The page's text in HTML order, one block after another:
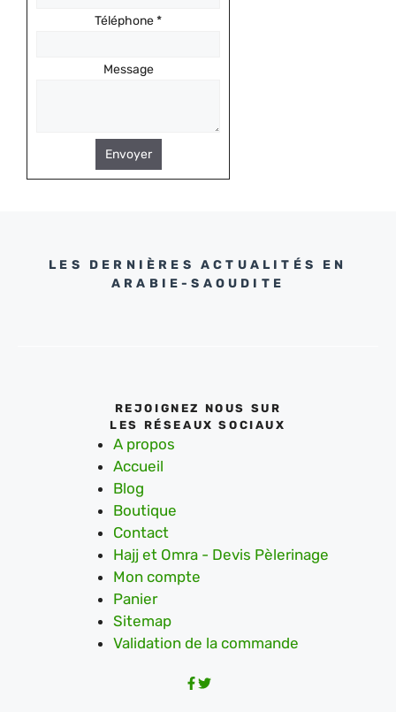
Téléphone*
Message
Envoyer
LES DERNIÈRES ACTUALITÉS EN
ARABIE-SAOUDITE
REJOIGNEZ NOUS SUR
LES RÉSEAUX SOCIAUX
A propos
Accueil
Blog
Boutique
Contact
Hajj et Omra - Devis Pèlerinage
Mon compte
Panier
Sitemap
Validation de la commande